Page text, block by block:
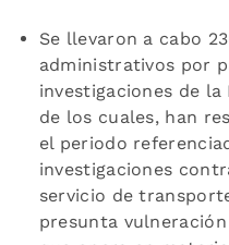
Se llevaron a cabo
administrativos por
investigaciones de
de los cuales, han
el periodo
investigaciones
servicio de
presunta